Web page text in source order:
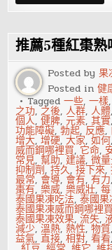
族
眼:
運
用
日
常
食
材
的
養
護
良
方
(四)
推薦5種紅棗熟
Posted by果
Posted in健
Tagged一些,一樣
之功,之後,人群,人體
個人,健脾,元素,其實
功能障礙,勃起, 反應,
增大,增硬,大家,如何
威而鋼哪裡買, 它命,
常見,幫助,建議,微
抑制劑,持久,接下來,
最常, 會導, 會有,有力
棗有,樂威,樂威壯,
泰國果凍吃法,泰國
泰國果凍威而鋼哪裡
泰國果凍效果,流失,
減少,溫熱,熱性,物質
益氣,直接,相對,看看